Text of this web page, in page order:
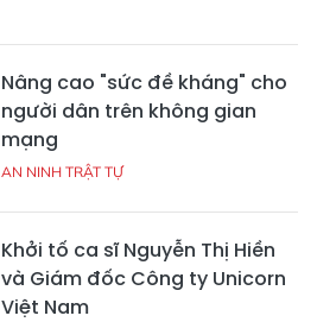
Nâng cao "sức đề kháng" cho
người dân trên không gian
mạng
AN NINH TRẬT TỰ
Khởi tố ca sĩ Nguyễn Thị Hiền
và Giám đốc Công ty Unicorn
Việt Nam